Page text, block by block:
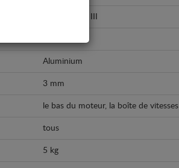
2021 - 2026
Aluminium
3 mm
le bas du moteur, la boîte de vitesses
tous
5 kg